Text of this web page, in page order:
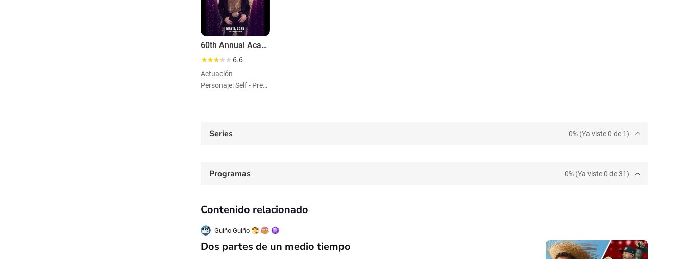
60th Annual Academy of Country Music Awards
6.6
Actuación
Personaje: Self - Presenter
Series 0% (Ya viste 0 de 1)
Programas 0% (Ya viste 0 de 31)
Contenido relacionado
Guiño Guiño
Dos partes de un medio tiempo